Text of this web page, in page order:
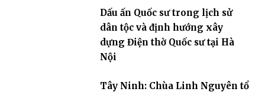
Dấu ấn Quốc sư trong lịch sử
dân tộc và định hướng xây
dựng Điện thờ Quốc sư tại Hà
Nội
Tây Ninh: Chùa Linh Nguyên tổ